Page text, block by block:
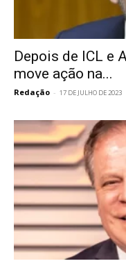
Depois de ICL e
move ação na...
Redação - 17 DE JULHO DE 2023